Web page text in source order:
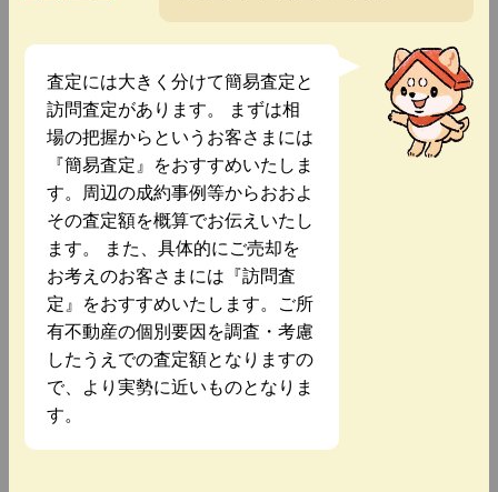
査定には大きく分けて簡易査定と
訪問査定があります。 まずは相
場の把握からというお客さまには
『簡易査定』をおすすめいたしま
す。周辺の成約事例等からおおよ
その査定額を概算でお伝えいたし
ます。 また、具体的にご売却を
お考えのお客さまには『訪問査
定』をおすすめいたします。ご所
有不動産の個別要因を調査・考慮
したうえでの査定額となりますの
で、より実勢に近いものとなりま
す。